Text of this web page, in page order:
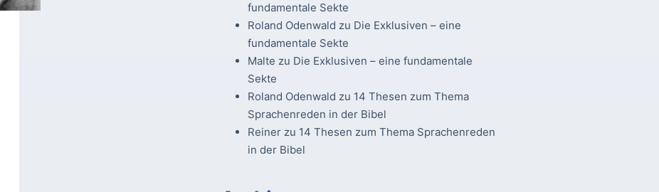
fundamentale Sekte
Roland Odenwald zu Die Exklusiven – eine
fundamentale Sekte
Malte zu Die Exklusiven – eine fundamentale
Sekte
Roland Odenwald zu 14 Thesen zum Thema
Sprachenreden in der Bibel
Reinerzu 14 Thesen zum Thema Sprachenreden
in der Bibel